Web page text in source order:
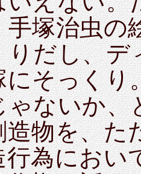
手塚治虫の
りだし、デ
にそっくり
ゃないか、
造物を、た
行為におい